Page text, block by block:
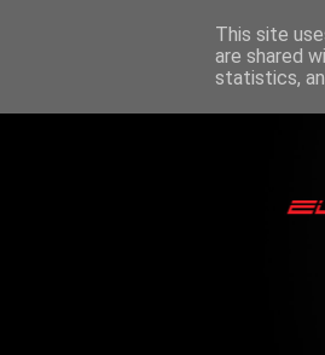
This site
are shared
statistics,